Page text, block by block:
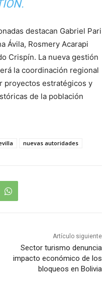
destacan Gabriel Pari
Ávila, Rosmery Acarapi
Crispín. La nueva gestión
la coordinación regional
proyectos estratégicos y
de la población
nuevas autoridades
Artículo siguiente
Sector turismo denuncia
impacto económico de los
bloqueos en Bolivia